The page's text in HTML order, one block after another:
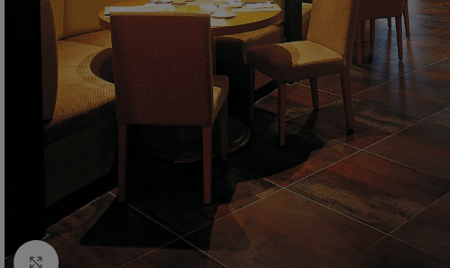
Click to enlarge